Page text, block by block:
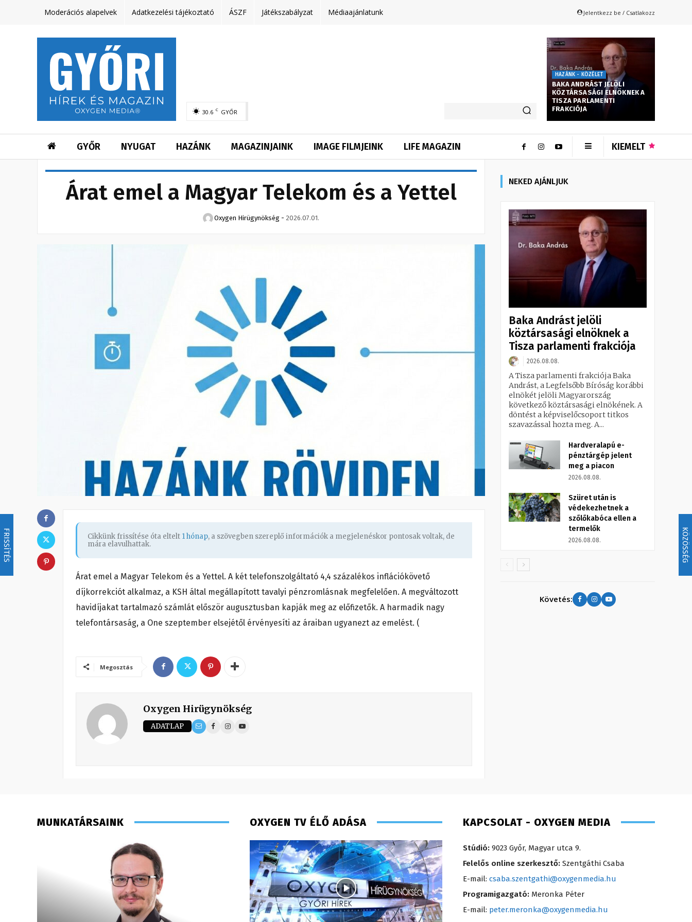
FRISSÍTÉS KÖZÖSSÉG
Moderációs alapelvek Adatkezelési tájékoztató ÁSZF Játékszabályzat Médiaajánlatunk Jelentkezz be / Csatlakozz
30.6 C GYŐR
HAZÁNK - KÖZÉLET
BAKA ANDRÁST JELÖLI
KÖZTÁRSASÁGI ELNÖKNEK A
TISZA PARLAMENTI
FRAKCIÓJA
GYŐR NYUGAT HAZÁNK MAGAZINJAINK IMAGE FILMJEINK LIFE MAGAZIN KIEMELT
Árat emel a Magyar Telekom és a Yettel
Oxygen Hirügynökség - 2026.07.01.
Cikkünk frissítése óta eltelt 1 hónap, a szövegben szereplő információk a megjelenéskor pontosak voltak, de
mára elavulhattak.
Árat emel a Magyar Telekom és a Yettel. A két telefonszolgáltató 4,4 százalékos inflációkövető
díjkorrekciót alkalmaz, a KSH által megállapított tavalyi pénzromlásnak megfelelően. A megváltozott
havidíjakat tartalmazó számlát először augusztusban kapják meg az előfizetők. A harmadik nagy
telefontársaság, a One szeptember elsejétől érvényesíti az áraiban ugyanezt az emelést. (
Megosztás
Oxygen Hirügynökség
ADATLAP
NEKED AJÁNLJUK
Baka Andrást jelöli
köztársasági elnöknek a
Tisza parlamenti frakciója
2026.08.08.
A Tisza parlamenti frakciója Baka
Andrást, a Legfelsőbb Bíróság korábbi
elnökét jelöli Magyarország
következő köztársasági elnökének. A
döntést a képviselőcsoport titkos
szavazással hozta meg. A...
Hardveralapú e-
pénztárgép jelent
meg a piacon
2026.08.08.
Szüret után is
védekezhetnek a
szőlőkabóca ellen a
termelők
2026.08.08.
Követés:
MUNKATÁRSAINK OXYGEN TV ÉLŐ ADÁSA KAPCSOLAT - OXYGEN MEDIA
Stúdió: 9023 Győr, Magyar utca 9.
Felelős online szerkesztő: Szentgáthi Csaba
E-mail: csaba.szentgathi@oxygenmedia.hu
Programigazgató: Meronka Péter
E-mail: peter.meronka@oxygenmedia.hu